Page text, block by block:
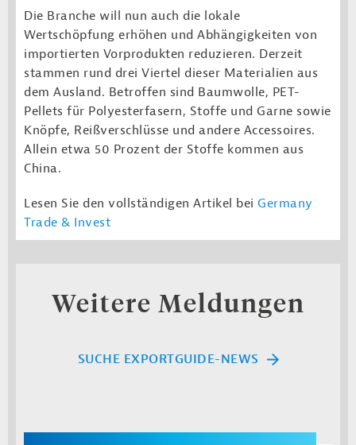
Die Branche will nun auch die lokale
Wertschöpfung erhöhen und Abhängigkeiten von
importierten Vorprodukten reduzieren. Derzeit
stammen rund drei Viertel dieser Materialien aus
dem Ausland. Betroffen sind Baumwolle, PET-
Pellets für Polyesterfasern, Stoffe und Garne sowie
Knöpfe, Reißverschlüsse und andere Accessoires.
Allein etwa 50 Prozent der Stoffe kommen aus
China.
Lesen Sie den vollständigen Artikel bei Germany
Trade & Invest
Weitere Meldungen
SUCHE EXPORTGUIDE-NEWS